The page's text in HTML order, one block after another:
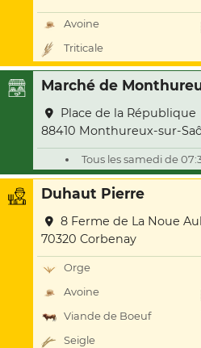
Avoine
Triticale
Marché de
Place de la République
88410 Monthureux-sur-
Tous les samedi de
Duhaut Pierre
8 Ferme de La Noue
70320 Corbenay
Orge
Avoine
Viande de Boeuf
Seigle